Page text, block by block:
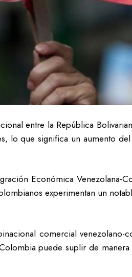
entre la República
lo que significa un aumento
Económica
experimentan un
comercial
puede suplir de